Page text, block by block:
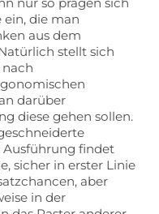
die man
aus dem
stellt sich
darüber
diese gehen sollen.
findet
sicher in erster Linie
aber
in der